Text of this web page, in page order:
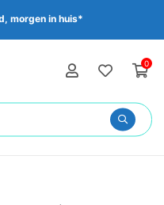
morgen in huis*
0